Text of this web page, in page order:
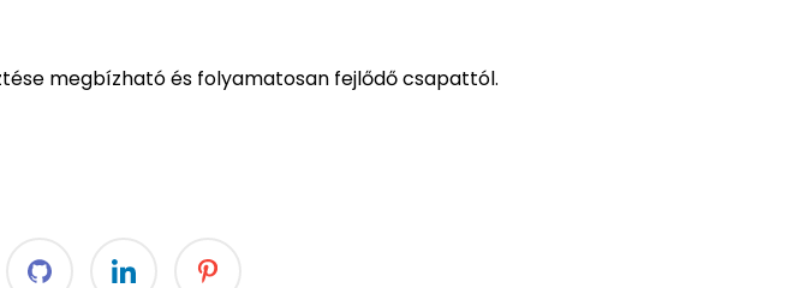
megbízható és folyamatosan fejlődő csapattól.